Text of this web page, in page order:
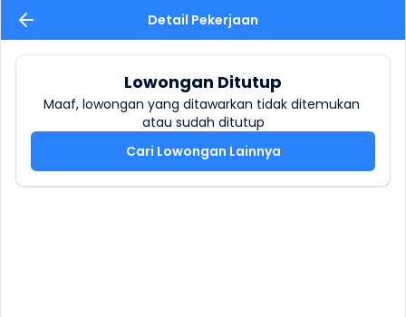
Detail Pekerjaan
Lowongan Ditutup
Maaf, lowongan yang ditawarkan tidak ditemukan
atau sudah ditutup
Cari Lowongan Lainnya